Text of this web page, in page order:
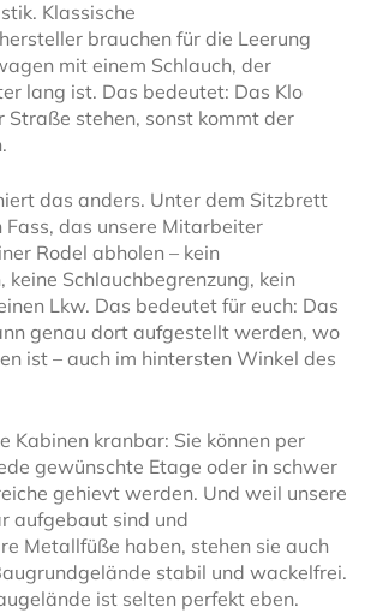
Klassische
brauchen für die Leerung
mit einem Schlauch, der
lang ist. Das bedeutet: Das Klo
Straße stehen, sonst kommt der
das anders. Unter dem Sitzbrett
Fass, das unsere Mitarbeiter
Rodel abholen – kein
Schlauchbegrenzung, kein
Lkw. Das bedeutet für euch: Das
genau dort aufgestellt werden, wo
ist – auch im hintersten Winkel des
Kabinen kranbar: Sie können per
gewünschte Etage oder in schwer
gehievt werden. Und weil unsere
aufgebaut sind und
Metallfüße haben, stehen sie auch
stabil und wackelfrei.
ist selten perfekt eben.